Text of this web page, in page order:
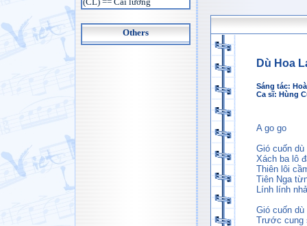
Others
Dù Hoa
Sáng tác:
Ca sĩ: Hùng
A go go
Gió cuốn
Xách ba lô
Thiên lôi
Tiên Nga
Lính lính
Gió cuốn
Trước cung